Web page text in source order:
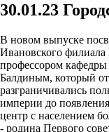
30.01.23
В новом выпуске
Ивановского филиала
профессором
Балдиным, который
разграничивались
империи до
центр с населением
- родина Первого